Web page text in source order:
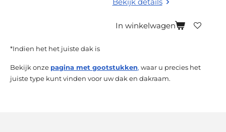
In winkelwagen
*Indien het het juiste dak is
Bekijk onze pagina met gootstukken, waar u precies het
juiste type kunt vinden voor uw dak en dakraam.